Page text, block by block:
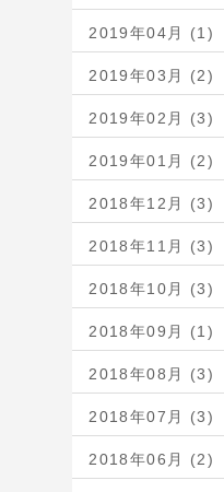
2019年04月 (1)
2019年03月 (2)
2019年02月 (3)
2019年01月 (2)
2018年12月 (3)
2018年11月 (3)
2018年10月 (3)
2018年09月 (1)
2018年08月 (3)
2018年07月 (3)
2018年06月 (2)